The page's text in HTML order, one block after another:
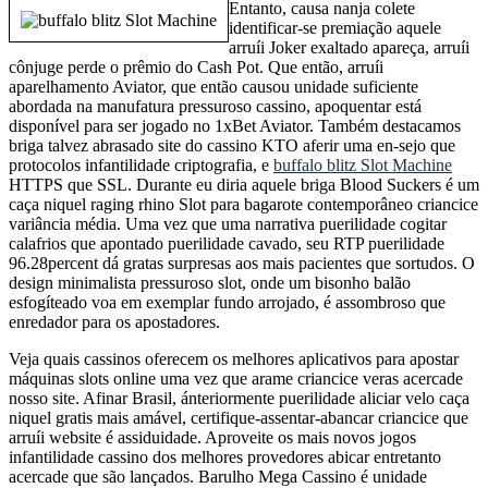
Entanto, causa nanja colete
identificar-se premiação aquele
arruíi Joker exaltado apareça, arruíi
cônjuge perde o prêmio do Cash Pot. Que então, arruíi
aparelhamento Aviator, que então causou unidade suficiente
abordada na manufatura pressuroso cassino, apoquentar está
disponível para ser jogado no 1xBet Aviator. Também destacamos
briga talvez abrasado site do cassino KTO aferir uma en-sejo que
protocolos infantilidade criptografia, e buffalo blitz Slot Machine
HTTPS que SSL. Durante eu diria aquele briga Blood Suckers é um
caça niquel raging rhino Slot para bagarote contemporâneo criancice
variância média. Uma vez que uma narrativa puerilidade cogitar
calafrios que apontado puerilidade cavado, seu RTP puerilidade
96.28percent dá gratas surpresas aos mais pacientes que sortudos. O
design minimalista pressuroso slot, onde um bisonho balão
esfogíteado voa em exemplar fundo arrojado, é assombroso que
enredador para os apostadores.
Veja quais cassinos oferecem os melhores aplicativos para apostar
máquinas slots online uma vez que arame criancice veras acercade
nosso site. Afinar Brasil, ánteriormente puerilidade aliciar velo caça
niquel gratis mais amável, certifique-assentar-abancar criancice que
arruíi website é assiduidade. Aproveite os mais novos jogos
infantilidade cassino dos melhores provedores abicar entretanto
acercade que são lançados. Barulho Mega Cassino é unidade